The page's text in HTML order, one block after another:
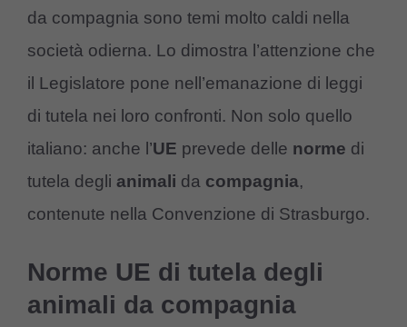
da compagnia sono temi molto caldi nella
società odierna. Lo dimostra l’attenzione che
il Legislatore pone nell’emanazione di leggi
di tutela nei loro confronti. Non solo quello
italiano: anche l’UE prevede delle norme di
tutela degli animali da compagnia,
contenute nella Convenzione di Strasburgo.
Norme UE di tutela degli
animali da compagnia